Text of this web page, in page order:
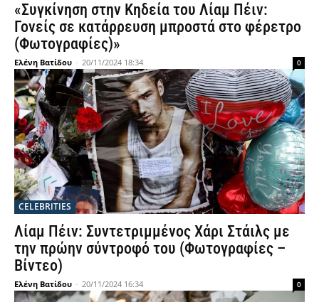
«Συγκίνηση στην Κηδεία του Λίαμ Πέιν:
Γονείς σε κατάρρευση μπροστά στο φέρετρο
(Φωτογραφίες)»
Ελένη Βατίδου - 20/11/2024 18:34 0
CELEBRITIES
Λίαμ Πέιν: Συντετριμμένος Χάρι Στάιλς με
την πρώην σύντροφό του (Φωτογραφίες –
Βίντεο)
Ελένη Βατίδου - 20/11/2024 16:34 0